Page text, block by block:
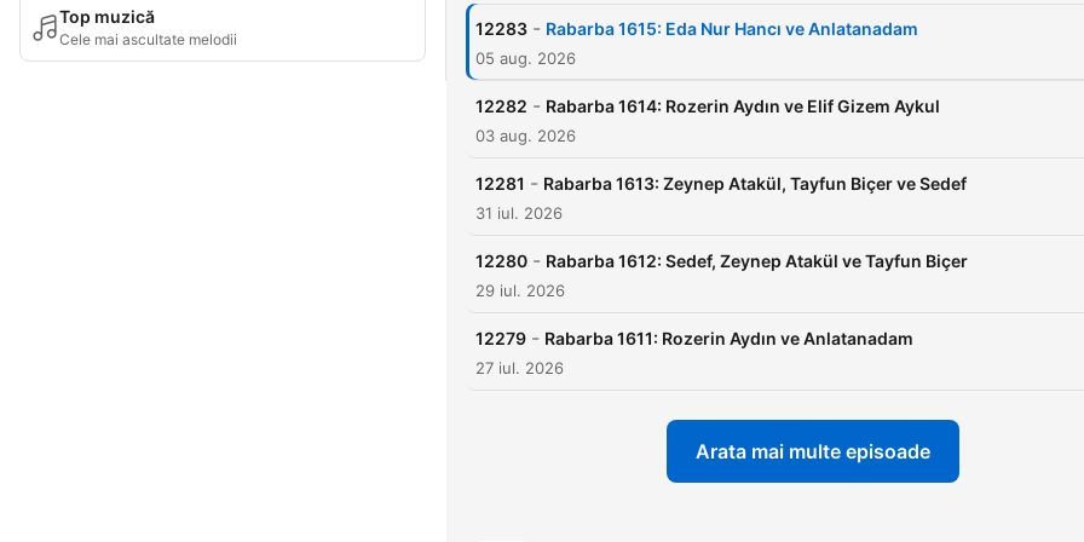
Top muzică
Cele mai ascultate melodii
herkes için “Rabarba”
dinlemek istediğin tüm
Podcast sekmesinde!
12283 - Rabarba 1615: Eda Nur Hancı ve Anlatanadam
05 aug. 2026
12282 - Rabarba 1614: Rozerin Aydın ve Elif Gizem Aykul
03 aug. 2026
12281 - Rabarba 1613: Zeynep Atakül, Tayfun Biçer ve Sedef
31 iul. 2026
12280 - Rabarba 1612: Sedef, Zeynep Atakül ve Tayfun Biçer
29 iul. 2026
12279 - Rabarba 1611: Rozerin Aydın ve Anlatanadam
27 iul. 2026
Arata mai multe episoade